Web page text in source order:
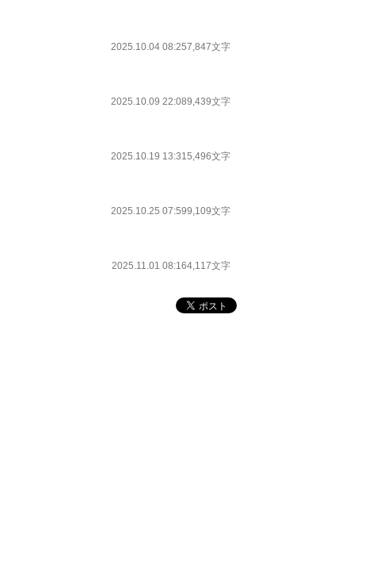
2025.10.04 08:257,847文字
2025.10.09 22:089,439文字
2025.10.19 13:315,496文字
2025.10.25 07:599,109文字
2025.11.01 08:164,117文字